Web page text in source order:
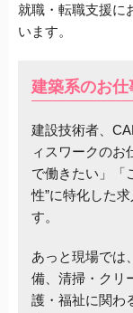
就職・転職支援に
います。
建築系のお仕
建設技術者、
ィスワークのお
で働きたい」「
性”に特化した
す。
あっと現場では
備、清掃・クリ
護・福祉に関わ